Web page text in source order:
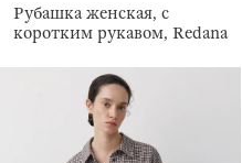
Рубашка женская, с
коротким рукавом, Redana